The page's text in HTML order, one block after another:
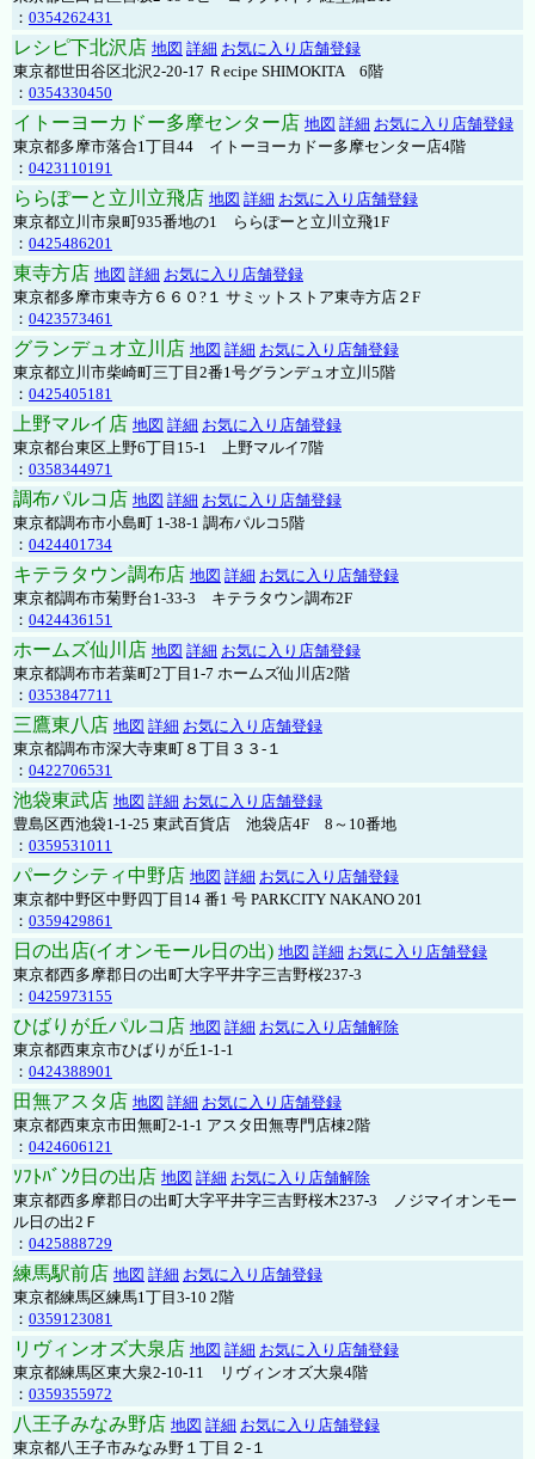
： 0354262431
レシピ下北沢店 地図 詳細 お気に入り店舗登録
東京都世田谷区北沢2-20-17 Ｒecipe SHIMOKITA 6階
： 0354330450
イトーヨーカドー多摩センター店 地図 詳細 お気に入り店舗登録
東京都多摩市落合1丁目44 イトーヨーカドー多摩センター店4階
： 0423110191
ららぽーと立川立飛店 地図 詳細 お気に入り店舗登録
東京都立川市泉町935番地の1 ららぽーと立川立飛1F
： 0425486201
東寺方店 地図 詳細 お気に入り店舗登録
東京都多摩市東寺方６６０?１ サミットストア東寺方店２F
： 0423573461
グランデュオ立川店 地図 詳細 お気に入り店舗登録
東京都立川市柴崎町三丁目2番1号グランデュオ立川5階
： 0425405181
上野マルイ店 地図 詳細 お気に入り店舗登録
東京都台東区上野6丁目15-1 上野マルイ7階
： 0358344971
調布パルコ店 地図 詳細 お気に入り店舗登録
東京都調布市小島町 1-38-1 調布パルコ5階
： 0424401734
キテラタウン調布店 地図 詳細 お気に入り店舗登録
東京都調布市菊野台1-33-3 キテラタウン調布2F
： 0424436151
ホームズ仙川店 地図 詳細 お気に入り店舗登録
東京都調布市若葉町2丁目1-7 ホームズ仙川店2階
： 0353847711
三鷹東八店 地図 詳細 お気に入り店舗登録
東京都調布市深大寺東町８丁目３３-１
： 0422706531
池袋東武店 地図 詳細 お気に入り店舗登録
豊島区西池袋1-1-25 東武百貨店 池袋店4F 8～10番地
： 0359531011
パークシティ中野店 地図 詳細 お気に入り店舗登録
東京都中野区中野四丁目14 番1 号 PARKCITY NAKANO 201
： 0359429861
日の出店(イオンモール日の出) 地図 詳細 お気に入り店舗登録
東京都西多摩郡日の出町大字平井字三吉野桜237-3
： 0425973155
ひばりが丘パルコ店 地図 詳細 お気に入り店舗解除
東京都西東京市ひばりが丘1-1-1
： 0424388901
田無アスタ店 地図 詳細 お気に入り店舗登録
東京都西東京市田無町2-1-1 アスタ田無専門店棟2階
： 0424606121
ｿﾌﾄﾊﾞﾝｸ日の出店 地図 詳細 お気に入り店舗解除
東京都西多摩郡日の出町大字平井字三吉野桜木237-3 ノジマイオンモー
ル日の出2Ｆ
： 0425888729
練馬駅前店 地図 詳細 お気に入り店舗登録
東京都練馬区練馬1丁目3-10 2階
： 0359123081
リヴィンオズ大泉店 地図 詳細 お気に入り店舗登録
東京都練馬区東大泉2-10-11 リヴィンオズ大泉4階
： 0359355972
八王子みなみ野店 地図 詳細 お気に入り店舗登録
東京都八王子市みなみ野１丁目２-１